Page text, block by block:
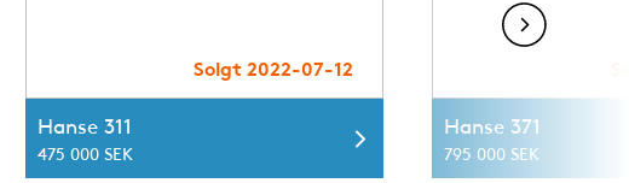
Solgt 2022-07-12
Hanse 311
475 000 SEK
Hanse 371
795 000 SEK